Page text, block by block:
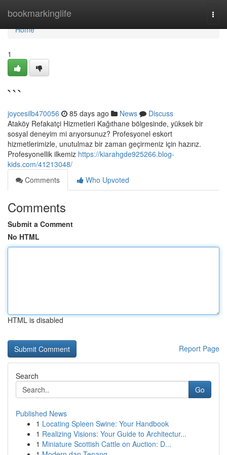
bookmarkinglife
Home
Home
1
```
joycesilb470056 85 days ago News
Discuss
Ataköy Refakatçi Hizmetleri Kağıthane bölgesinde, yüksek bir
sosyal deneyim mi arıyorsunuz? Profesyonel eskort
hizmetlerimizle, unutulmaz bir zaman geçirmeniz için hazırız.
Profesyonellik ilkemiz https://kiarahgde925266.blog-
kids.com/41213048/
Comments
Who Upvoted
Comments
Submit a Comment
No HTML
HTML is disabled
Report Page
Search
Go
Published News
1 Locating Spleen Swine: Your Handbook
1 Realizing Visions: Your Guide to Architectur...
1 Miniature Scottish Cattle on Auction: D...